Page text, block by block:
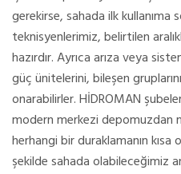
gerekirse, sahada ilk kullanıma
teknisyenlerimiz, belirtilen
hazırdır. Ayrıca arıza veya
güç ünitelerini, bileşen
onarabilirler. HİDROMAN
modern merkezi depomuzdan
herhangi bir duraklamanın kısa
şekilde sahada olabileceğimiz